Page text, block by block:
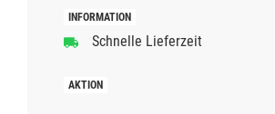
Schnelle Lieferzeit